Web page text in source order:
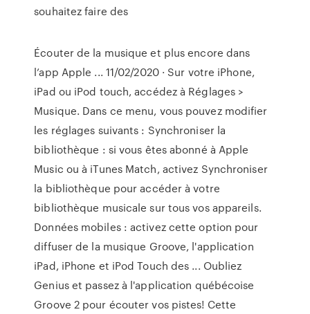
souhaitez faire des
Écouter de la musique et plus encore dans
l’app Apple ... 11/02/2020 · Sur votre iPhone,
iPad ou iPod touch, accédez à Réglages >
Musique. Dans ce menu, vous pouvez modifier
les réglages suivants : Synchroniser la
bibliothèque : si vous êtes abonné à Apple
Music ou à iTunes Match, activez Synchroniser
la bibliothèque pour accéder à votre
bibliothèque musicale sur tous vos appareils.
Données mobiles : activez cette option pour
diffuser de la musique Groove, l'application
iPad, iPhone et iPod Touch des ... Oubliez
Genius et passez à l'application québécoise
Groove 2 pour écouter vos pistes! Cette